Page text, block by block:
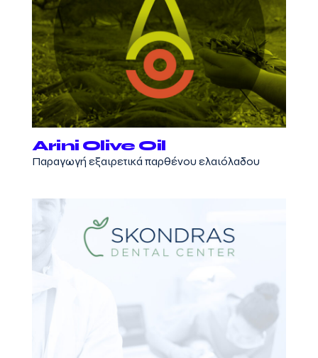
Arini Olive Oil
Παραγωγή εξαιρετικά παρθένου ελαιόλαδου